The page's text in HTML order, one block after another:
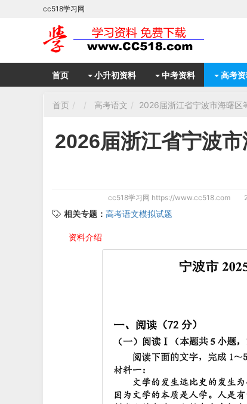
cc518学习网
首页 小升初资料 中考资料 高考
首页 高考语文 2026届浙江省宁波市海曙区
2026届浙江省宁波
cc518学习网 https://www.cc518.com
相关专题： 高考语文模拟试题
资料介绍